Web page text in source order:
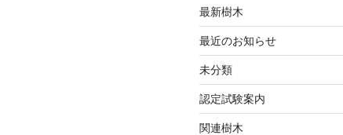
最新樹木
最近のお知らせ
未分類
認定試験案内
関連樹木